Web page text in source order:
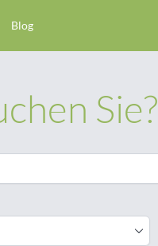
Blog
Sie?